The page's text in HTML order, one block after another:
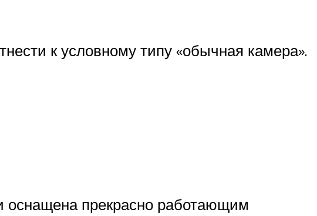
к условному типу «обычная камера».
оснащена прекрасно работающим